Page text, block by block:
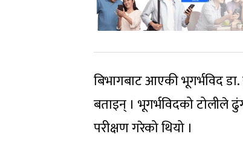
बिभागबाट आएकी भूगर्भविद
बताइन् । भूगर्भविदको टोलीले
परीक्षण गरेको थियो ।